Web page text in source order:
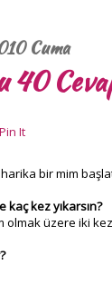
Cuma
40
Pin It
harika bir mim
kaç kez yıkarsın?
olmak üzere iki